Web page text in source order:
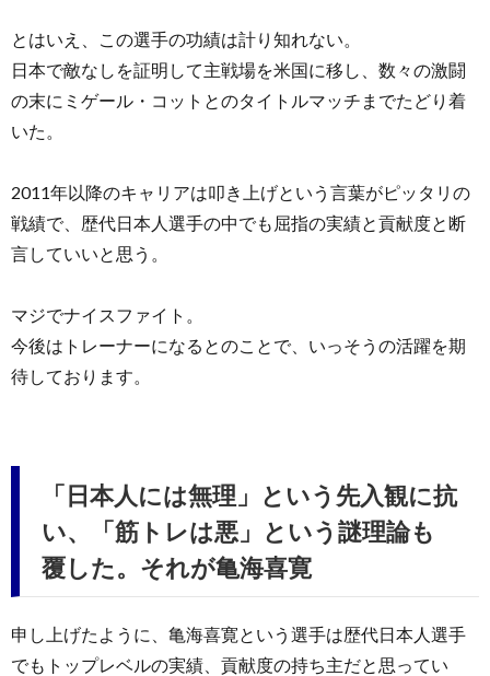
とはいえ、この選手の功績は計り知れない。
日本で敵なしを証明して主戦場を米国に移し、数々の激闘
の末にミゲール・コットとのタイトルマッチまでたどり着
いた。
2011年以降のキャリアは叩き上げという言葉がピッタリの
戦績で、歴代日本人選手の中でも屈指の実績と貢献度と断
言していいと思う。
マジでナイスファイト。
今後はトレーナーになるとのことで、いっそうの活躍を期
待しております。
「日本人には無理」という先入観に抗
い、「筋トレは悪」という謎理論も
覆した。それが亀海喜寛
申し上げたように、亀海喜寛という選手は歴代日本人選手
でもトップレベルの実績、貢献度の持ち主だと思ってい